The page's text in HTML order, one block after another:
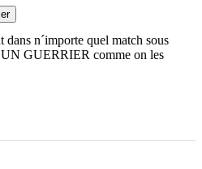
dans n´importe quel match sous
UN GUERRIER comme on les